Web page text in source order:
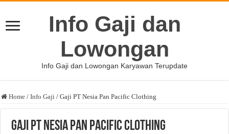
Info Gaji dan
Lowongan
Info Gaji dan Lowongan Karyawan Terupdate
Home / Info Gaji / Gaji PT Nesia Pan Pacific Clothing
Gaji PT Nesia Pan Pacific Clothing